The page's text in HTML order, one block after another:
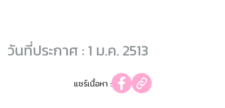
วันที่ประกาศ : 1 ม.ค. 2513
แชร์เนื้อหา :